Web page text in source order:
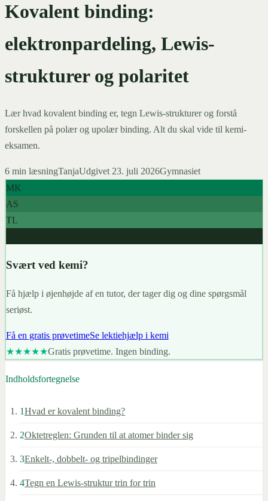
Kovalent binding:
elektronpardeling, Lewis-
strukturer og polaritet
Lær hvad kovalent binding er, tegn Lewis-strukturer og forstå
forskellen på polær og upolær binding. Alt du skal vide til kemi-
eksamen.
6 min læsningTanjaUdgivet 23. juli 2026Gymnasiet
MK
AS
TL
Svært ved kemi?
Få hjælp i øjenhøjde af en tutor, der tager dig og dine spørgsmål
seriøst.
Få en gratis prøvetimeSe lektiehjælp i kemi
★★★★★Gratis prøvetime. Ingen binding.
Indholdsfortegnelse
1Hvad er kovalent binding?
2Oktetreglen: Grunden til at atomer binder sig
3Enkelt-, dobbelt- og tripelbindinger
4Tegn en Lewis-struktur trin for trin